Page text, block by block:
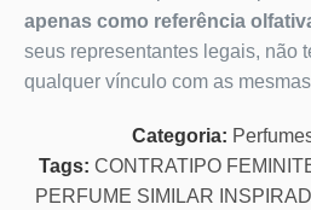
apenas como referência
seus representantes legais, não
qualquer vínculo com as
Categoria:
Tags: CONTRATIPO
PERFUME SIMILAR